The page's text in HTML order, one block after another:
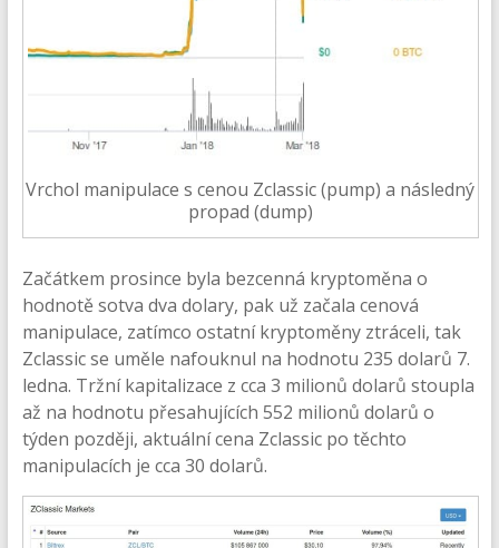
Vrchol manipulace s cenou Zclassic (pump) a následný
propad (dump)
Začátkem prosince byla bezcenná kryptoměna o
hodnotě sotva dva dolary, pak už začala cenová
manipulace, zatímco ostatní kryptoměny ztráceli, tak
Zclassic se uměle nafouknul na hodnotu 235 dolarů 7.
ledna. Tržní kapitalizace z cca 3 milionů dolarů stoupla
až na hodnotu přesahujících 552 milionů dolarů o
týden později, aktuální cena Zclassic po těchto
manipulacích je cca 30 dolarů.